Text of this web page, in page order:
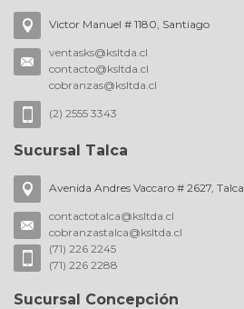
Victor Manuel # 1180, Santiago
ventasks@ksltda.cl
contacto@ksltda.cl
cobranzas@ksltda.cl
(2) 2555 3343
Sucursal Talca
Avenida Andres Vaccaro # 2627, Talca
contactotalca@ksltda.cl
cobranzastalca@ksltda.cl
(71) 226 2245
(71) 226 2288
Sucursal Concepción